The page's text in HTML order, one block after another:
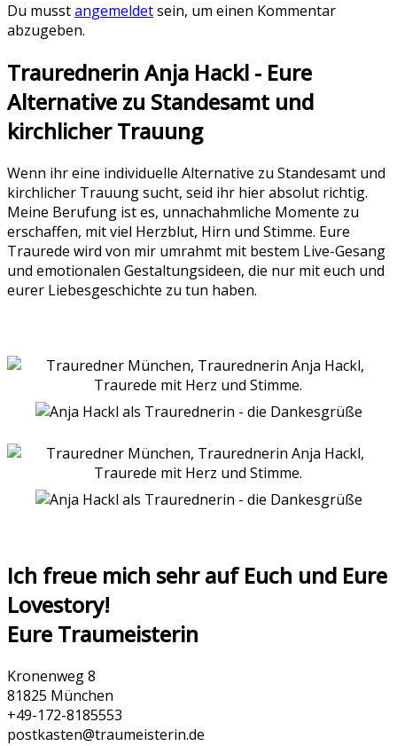
Du musstangemeldetsein, um einen Kommentar
abzugeben.
Trauredner‌in Anja Hackl - Eure
Alternative zu Standesamt und
kirchlicher Trauung
Wenn ihr eine individuelle Alternative zu Standesamt und
kirchlicher Trauung sucht, seid ihr hier absolut richtig.
Meine Berufung ist es, unnachahmliche Momente zu
erschaffen, mit viel Herzblut, Hirn und Stimme. Eure
Traurede wird von mir umrahmt mit bestem Live-Gesang
und emotionalen Gestaltungsideen, die nur mit euch und
eurer Liebesgeschichte zu tun haben.
Ich freue mich sehr auf Euch und Eure
Lovestory!
Eure Traumeisterin
Kronenweg 8
81825 München
+49-172-­8185553
postkasten@traumeisterin.de